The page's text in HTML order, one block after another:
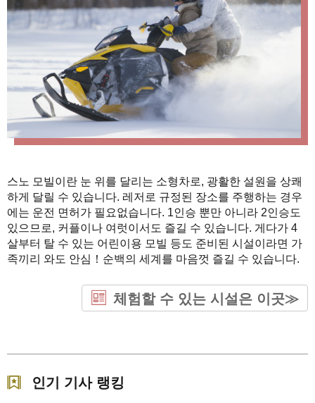
스노 모빌이란 눈 위를 달리는 소형차로, 광활한 설원을 상쾌
하게 달릴 수 있습니다. 레저로 규정된 장소를 주행하는 경우
에는 운전 면허가 필요없습니다. 1인승 뿐만 아니라 2인승도
있으므로, 커플이나 여럿이서도 즐길 수 있습니다. 게다가 4
살부터 탈 수 있는 어린이용 모빌 등도 준비된 시설이라면 가
족끼리 와도 안심！순백의 세계를 마음껏 즐길 수 있습니다.
체험할 수 있는 시설은 이곳≫
인기 기사 랭킹